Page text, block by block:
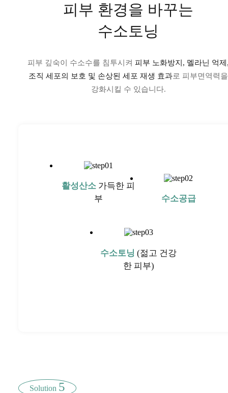
피부 환경을 바꾸는
수소토닝
피부 깊숙이 수소수를 침투시켜 피부 노화방지, 멜라닌 억
조직 세포의 보호 및 손상된 세포 재생 효과로 피부면역력을
강화시킬 수 있습니다.
활성산소 가득한 피
부
수소공급
수소토닝 (젊고 건강
한 피부)
Solution 5